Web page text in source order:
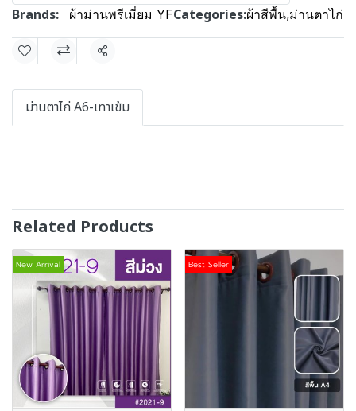
Brands: ผ้าม่านพรีเมี่ยม YFCategories:ผ้าสีพื้น,ม่านตาไก่
Share
ม่านตาไก่ A6-เทาเข้ม
Related Products
New Arrival Best Seller